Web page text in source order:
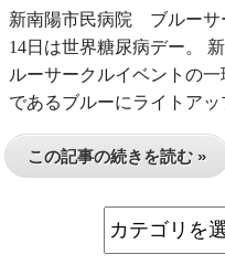
新南陽市民病院 ブルーサ
14日は世界糖尿病デー。
ルーサークルイベントの
であるブルーにライトア
この記事の続きを読む »